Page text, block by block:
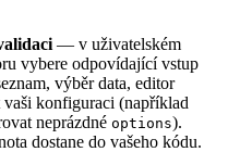
— v uživatelském
vybere odpovídající vstup
výběr data, editor
konfiguraci (například
neprázdné options).
dostane do vašeho kódu.